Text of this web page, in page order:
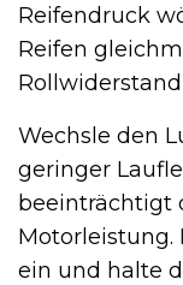
Reifendruck
Reifen
Wechsle den
geringer
beeinträchtigt
Motorleistung.
ein und halte